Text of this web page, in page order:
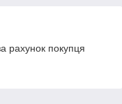
рахунок покупця